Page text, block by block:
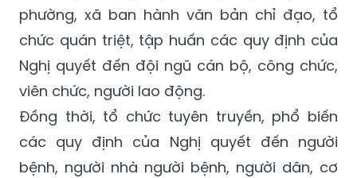
phường, xã ban hành văn bản chỉ đạo, tổ
chức quán triệt, tập huấn các quy định của
Nghị quyết đến đội ngũ cán bộ, công chức,
viên chức, người lao động.
Đồng thời, tổ chức tuyên truyền, phổ biến
các quy định của Nghị quyết đến người
bệnh, người nhà người bệnh, người dân, cơ